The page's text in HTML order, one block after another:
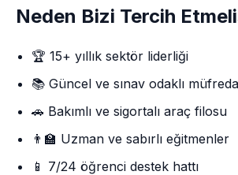
Neden Bizi Tercih
🏆 15+ yıllık sektör liderliği
📚 Güncel ve sınav odaklı
🚗 Bakımlı ve sigortalı araç filosu
👨‍🏫 Uzman ve sabırlı eğitmenler
📱 7/24 öğrenci destek hattı